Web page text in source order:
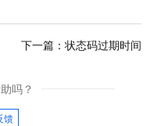
下一篇： 状态码过期时间
吗？
馈